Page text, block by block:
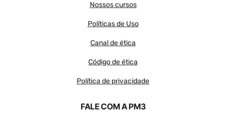
Nossos cursos
Políticas de Uso
Canal de ética
Código de ética
Política de privacidade
FALE COM A PM3